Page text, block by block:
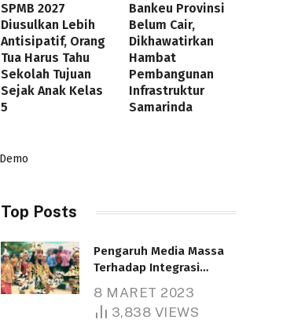
SPMB 2027
Diusulkan Lebih
Antisipatif, Orang
Tua Harus Tahu
Sekolah Tujuan
Sejak Anak Kelas
5
Bankeu Provinsi
Belum Cair,
Dikhawatirkan
Hambat
Pembangunan
Infrastruktur
Samarinda
Top Posts
Pengaruh Media Massa
Terhadap Integrasi
8 MARET 2023
3,838 VIEWS